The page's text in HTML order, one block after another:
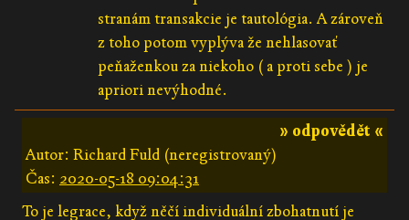
stranám transakcie je tautológia. A zároveň
z toho potom vyplýva že nehlasovať
peňaženkou za niekoho ( a proti sebe ) je
apriori nevýhodné.
» odpovědět «
Autor: Richard Fuld (neregistrovaný)
Čas: 2020-05-18 09:04:31
To je legrace, když něčí individuální zbohatnutí je